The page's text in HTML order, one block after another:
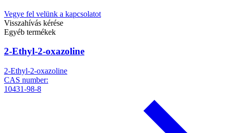
Vegye fel velünk a kapcsolatot
Visszahívás kérése
Egyéb termékek
2-Ethyl-2-oxazoline
2-Ethyl-2-oxazoline
CAS number:
10431-98-8